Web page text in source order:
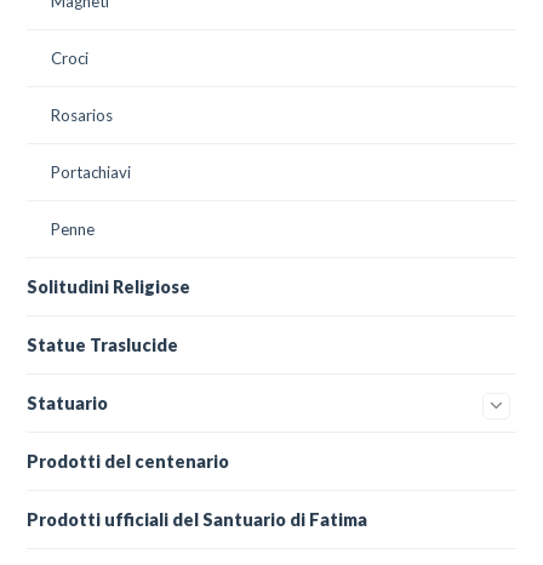
Croci
Rosarios
Portachiavi
Penne
Solitudini Religiose
Statue Traslucide
Statuario
Prodotti del centenario
Prodotti ufficiali del Santuario di Fatima